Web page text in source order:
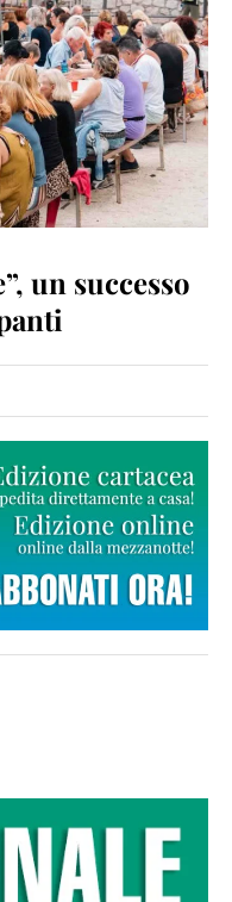
un successo